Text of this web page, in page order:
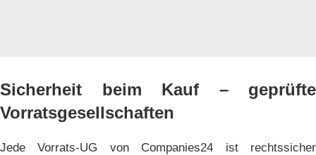
Sicherheit beim Kauf – geprüfte
Vorratsgesellschaften
Jede Vorrats-UG von Companies24 ist rechtssicher